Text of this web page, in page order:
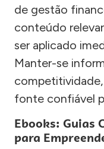
de gestão
conteúdo
ser aplicado
Manter-se
fonte confiável
Ebooks: Guias
para